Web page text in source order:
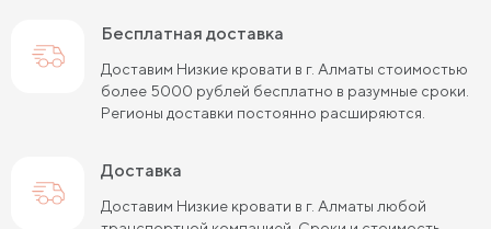
Бесплатная доставка
Доставим Низкие кровати в г. Алматы стоимостью
более 5000 рублей бесплатно в разумные сроки.
Регионы доставки постоянно расширяются.
Доставка
Доставим Низкие кровати в г. Алматы любой